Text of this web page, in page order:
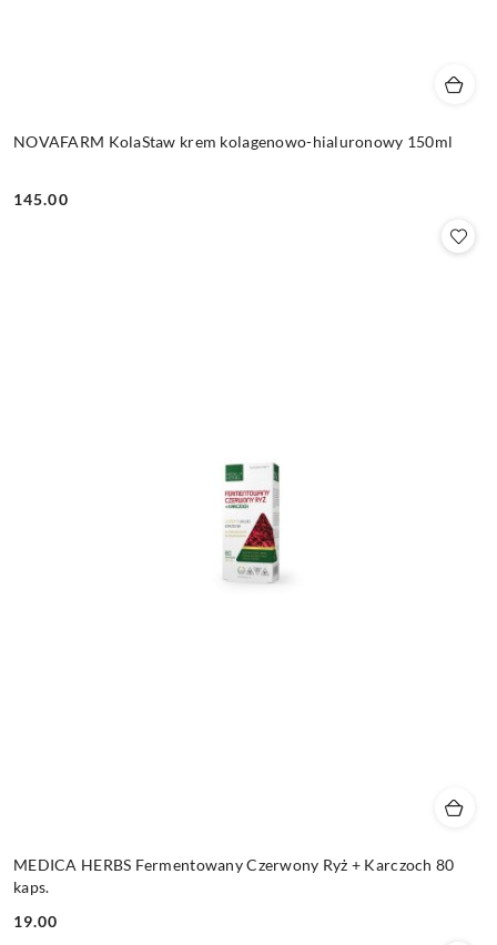
NOVAFARM KolaStaw krem kolagenowo-hialuronowy 150ml
Cena:
145.00
MEDICA HERBS Fermentowany Czerwony Ryż + Karczoch 80
kaps.
Cena:
19.00